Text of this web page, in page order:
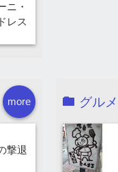
ニ・
レス
more
撃退
グルメ